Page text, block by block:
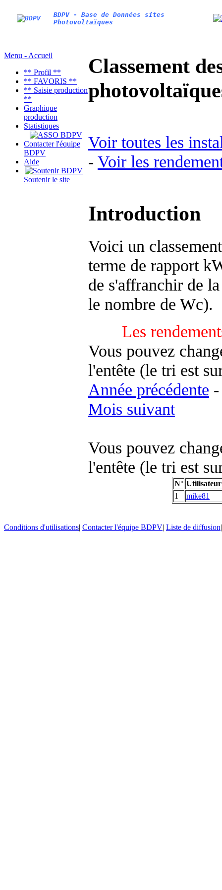
BDPV - Base de Données sites
Photovoltaïques
Menu - Accueil
** Profil **
** FAVORIS **
** Saisie production
**
Graphique
production
Statistiques
Contacter l'équipe
BDPV
Aide
Soutenir le site
Classement
Voir toutes les
- Voir les
Introduction
Voici un
terme de rapport
de s'affranchir de
le nombre de Wc).
Les
Vous pouvez
l'entête (le tri est
Année précédente -
Mois suivant
Vous pouvez
l'entête (le tri est
N° Utilisateur
1
mike81
Conditions d'utilisations| Contacter l'équipe BDPV| Liste de diffusion